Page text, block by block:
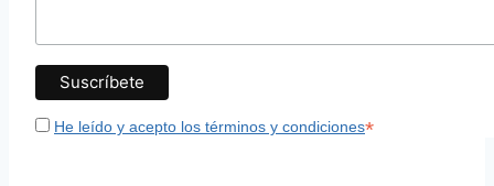
He leído y acepto los términos y condiciones*